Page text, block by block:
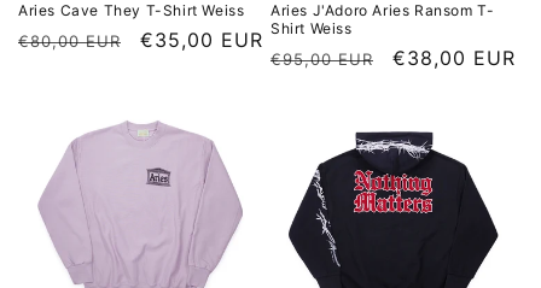
Aries Cave They T-Shirt Weiss
Normaler Preis
€80,00 EUR Sale Preis
€35,00 EUR
Aries J'Adoro Aries Ransom T-
Shirt Weiss
Normaler Preis
€95,00 EUR Sale Preis
€38,00 EUR